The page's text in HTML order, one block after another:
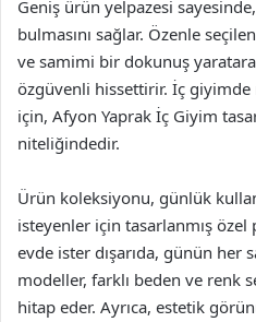
Geniş ürün yelpazesi
bulmasını sağlar. Özenle
ve samimi bir dokunuş
özgüvenli hissettirir. İç giyimde
için, Afyon Yaprak İç Giyim
niteliğindedir.
Ürün koleksiyonu, günlük
isteyenler için tasarlanmış
evde ister dışarıda, günün her
modeller, farklı beden ve renk
hitap eder. Ayrıca, estetik